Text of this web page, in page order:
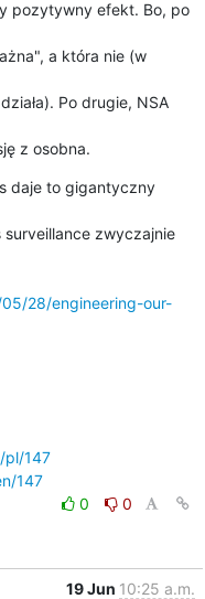
pozytywny efekt. Bo, po
a która nie (w
Po drugie, NSA
z osobna.
daje to gigantyczny
zwyczajnie
28/engineering-our-
pl/147
147
0
0
19 Jun 10:25 a.m.